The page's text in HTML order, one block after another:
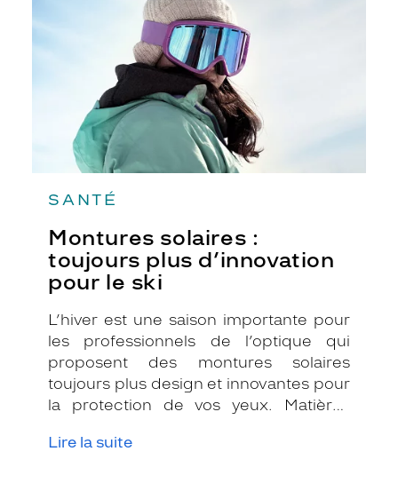
SANTÉ
Montures solaires :
toujours plus d’innovation
pour le ski
L’hiver est une saison importante pour
les professionnels de l’optique qui
proposent des montures solaires
toujours plus design et innovantes pour
la protection de vos yeux. Matières
vous présente deux marques qui
Lire la suite
pour